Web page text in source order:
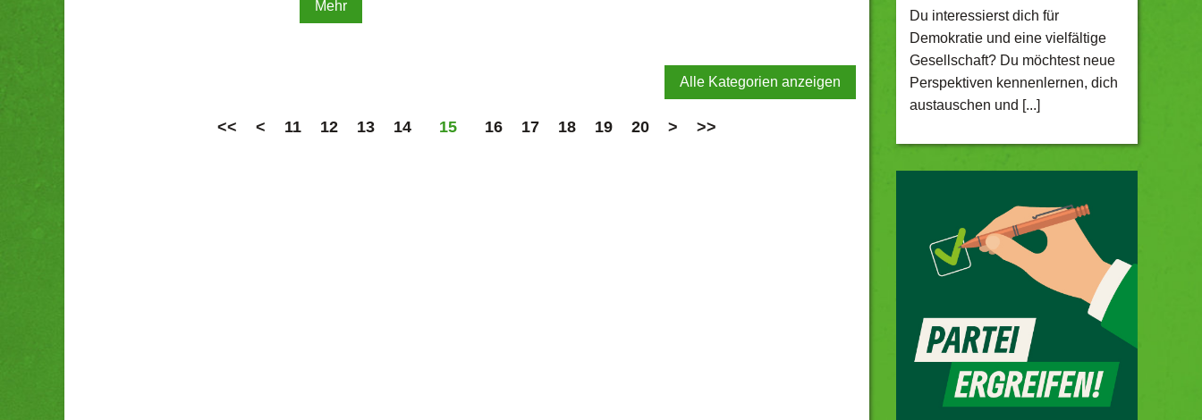
Mehr
Alle Kategorien anzeigen
<< < 11 12 13 14 15 16 17 18 19 20 > >>
Du interessierst dich für
Demokratie und eine vielfältige
Gesellschaft? Du möchtest neue
Perspektiven kennenlernen, dich
austauschen und [...]